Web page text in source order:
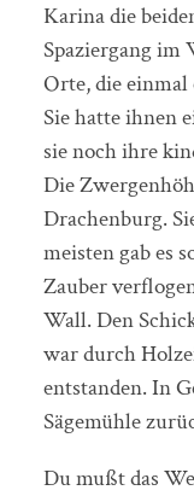
Karina die
Spaziergang im
Orte, die
Sie hatte ihnen
sie noch ihre
Die
Drachenburg.
meisten gab es
Zauber
Wall. Den
war durch
entstanden. In
Sägemühle
Du mußt das